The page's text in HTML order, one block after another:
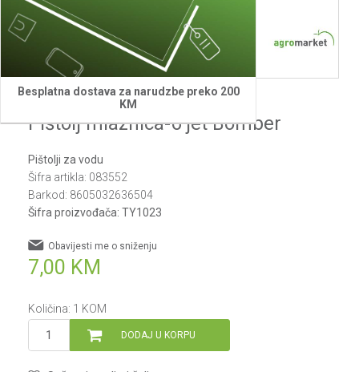
Besplatna dostava za narudzbe preko 200
KM
2
Bomber
Pištolj mlaznica-6 jet Bomber
Pištolji za vodu
Šifra artikla: 083552
Barkod: 8605032636504
Šifra proizvođača: TY1023
7,00 KM
Obavijesti me o sniženju
Količina: 1 KOM
DODAJ U KORPU